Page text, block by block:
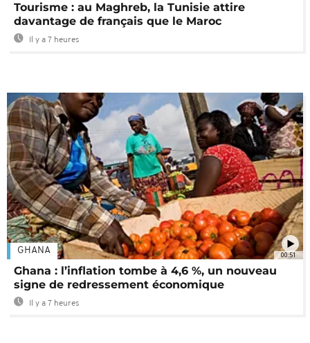
Tourisme : au Maghreb, la Tunisie attire
davantage de français que le Maroc
Il y a 7 heures
00:51
GHANA
Ghana : l’inflation tombe à 4,6 %, un nouveau
signe de redressement économique
Il y a 7 heures